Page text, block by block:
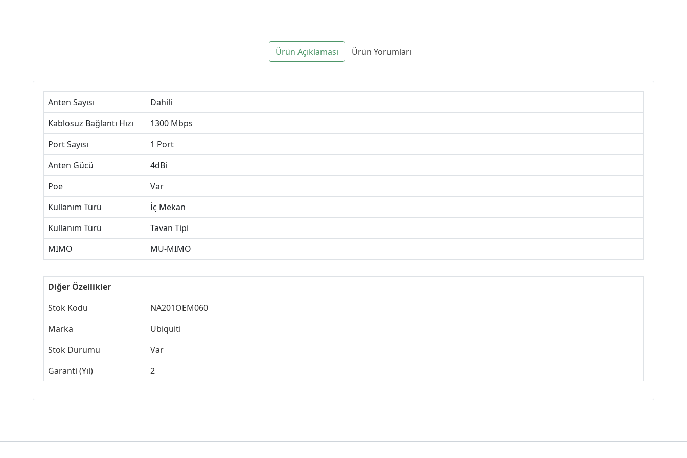
Ürün Açıklaması Ürün Yorumları
Anten Sayısı
Dahili
Kablosuz Bağlantı Hızı
1300 Mbps
Port Sayısı
1 Port
Anten Gücü
4dBi
Poe
Var
Kullanım Türü
İç Mekan
Kullanım Türü
Tavan Tipi
MIMO
MU-MIMO
Diğer Özellikler
Stok Kodu
NA201OEM060
Marka
Ubiquiti
Stok Durumu
Var
Garanti (Yıl)
2